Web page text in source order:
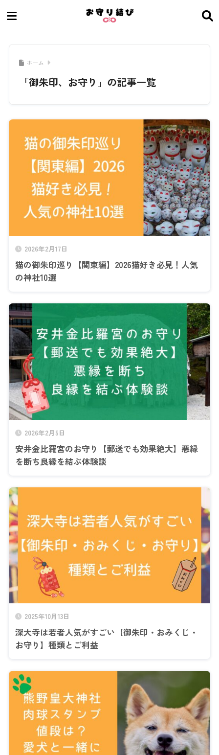
ホーム
「御朱印、お守り」の記事一覧
2026年2月17日
猫の御朱印巡り【関東編】2026猫好き必見！人気
の神社10選
2026年2月5日
安井金比羅宮のお守り【郵送でも効果絶大】悪縁
を断ち良縁を結ぶ体験談
2025年10月13日
深大寺は若者人気がすごい【御朱印・おみくじ・
お守り】種類とご利益